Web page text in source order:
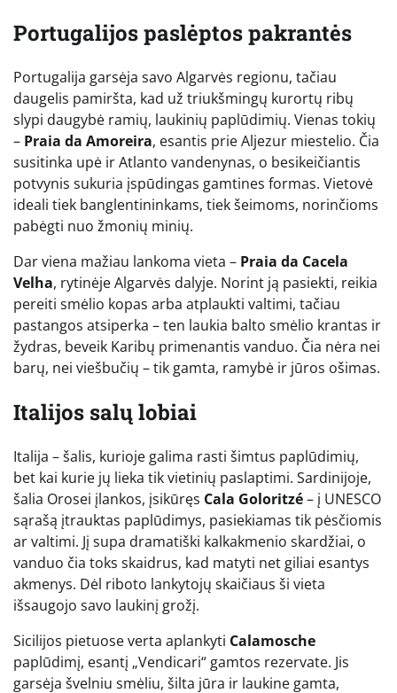
Portugalijos paslėptos pakrantės
Portugalija garsėja savo Algarvės regionu, tačiau
daugelis pamiršta, kad už triukšmingų kurortų ribų
slypi daugybė ramių, laukinių paplūdimių. Vienas tokių
– Praia da Amoreira, esantis prie Aljezur miestelio. Čia
susitinka upė ir Atlanto vandenynas, o besikeičiantis
potvynis sukuria įspūdingas gamtines formas. Vietovė
ideali tiek banglentininkams, tiek šeimoms, norinčioms
pabėgti nuo žmonių minių.
Dar viena mažiau lankoma vieta – Praia da Cacela
Velha, rytinėje Algarvės dalyje. Norint ją pasiekti, reikia
pereiti smėlio kopas arba atplaukti valtimi, tačiau
pastangos atsiperka – ten laukia balto smėlio krantas ir
žydras, beveik Karibų primenantis vanduo. Čia nėra nei
barų, nei viešbučių – tik gamta, ramybė ir jūros ošimas.
Italijos salų lobiai
Italija – šalis, kurioje galima rasti šimtus paplūdimių,
bet kai kurie jų lieka tik vietinių paslaptimi. Sardinijoje,
šalia Orosei įlankos, įsikūręs Cala Goloritzé– į UNESCO
sąrašą įtrauktas paplūdimys, pasiekiamas tik pėsčiomis
ar valtimi. Jį supa dramatiški kalkakmenio skardžiai, o
vanduo čia toks skaidrus, kad matyti net giliai esantys
akmenys. Dėl riboto lankytojų skaičiaus ši vieta
išsaugojo savo laukinį grožį.
Sicilijos pietuose verta aplankyti Calamosche
paplūdimį, esantį „Vendicari“ gamtos rezervate. Jis
garsėja švelniu smėliu, šilta jūra ir laukine gamta,